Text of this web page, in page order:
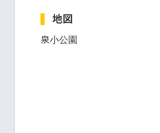
地図
泉小公園